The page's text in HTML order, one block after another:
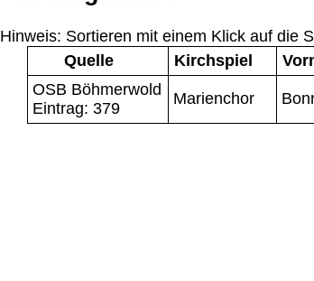
Hinweis: Sortieren mit einem Klick auf die
Quelle
Kirchspiel
OSB Böhmerwold
Eintrag: 379
Marienchor